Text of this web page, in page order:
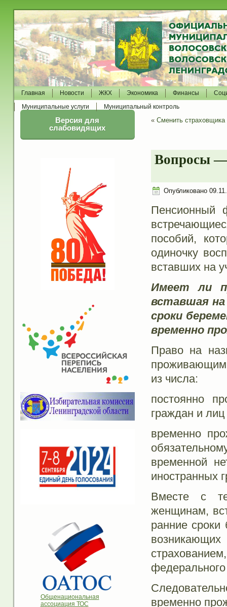
Главная Новости ЖКХ Экономика Финансы
Муниципальные услуги
Муниципальный контроль
Версия для
слабовидящих
Общенациональная
ассоциация ТОС
« Сменить
Вопросы —
Опубликовано
Пенсионный
пособий,
одиночку
вставших на
Имеет ли
вставшая на
сроки
временно
Право на
из числа:
постоянно
граждан и
временно
временной
иностранных
Вместе с
женщинам,
ранние сроки
временно